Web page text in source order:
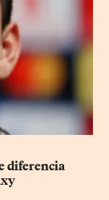
diferencia